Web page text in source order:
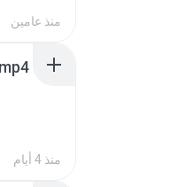
منذ عامين
منذ 4 أيام